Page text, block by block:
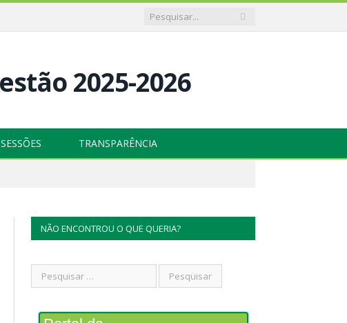
SESSÕES TRANSPARÊNCIA
NÃO ENCONTROU O QUE QUERIA?